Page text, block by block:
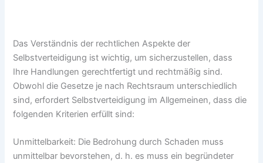
Das Verständnis der rechtlichen Aspekte der
Selbstverteidigung ist wichtig, um sicherzustellen, dass
Ihre Handlungen gerechtfertigt und rechtmäßig sind.
Obwohl die Gesetze je nach Rechtsraum unterschiedlich
sind, erfordert Selbstverteidigung im Allgemeinen, dass die
folgenden Kriterien erfüllt sind:
Unmittelbarkeit: Die Bedrohung durch Schaden muss
unmittelbar bevorstehen, d. h. es muss ein begründeter